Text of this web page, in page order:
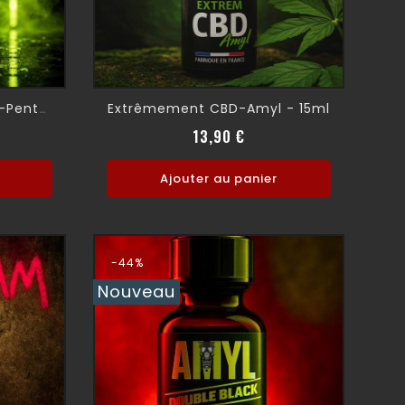
Gape Boy Color Super N-Pentyl 30ml Extrêmement CBD-Amyl - 15ml
13,90 €
Ajouter au panier
-44%
Nouveau